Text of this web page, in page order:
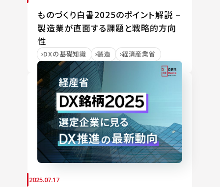
ものづくり白書2025のポイント解説 –
製造業が直面する課題と戦略的方向
性
DXの基礎知識 製造 経済産業省
2025.07.17